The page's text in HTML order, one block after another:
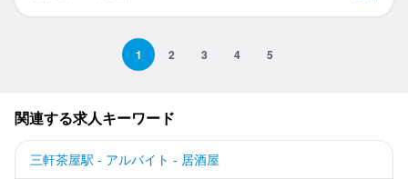
1 2 3 4 5
関連する求人キーワード
三軒茶屋駅 - アルバイト - 居酒屋